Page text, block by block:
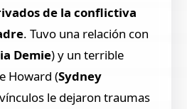
de la conflictiva
. Tuvo una relación con
Demie) y un terrible
Howard (Sydney
le dejaron traumas